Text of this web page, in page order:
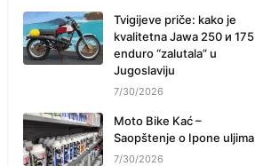
Tvigijeve priče: kako je
kvalitetna Jawa 250 и 175
enduro “zalutala” u
Jugoslaviju
7/30/2026
Moto Bike Kać –
Saopštenje o Ipone uljima
7/30/2026